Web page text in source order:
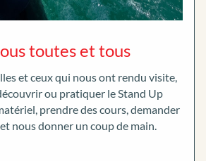
toutes et tous
et ceux qui nous ont rendu visite,
ou pratiquer le Stand Up
prendre des cours, demander
nous donner un coup de main.